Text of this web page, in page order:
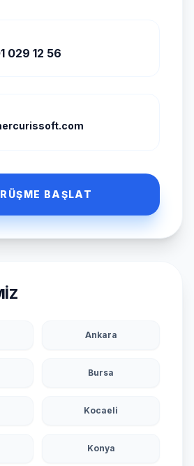
029 12 56
BAŞLAT
Ankara
Bursa
Kocaeli
Konya